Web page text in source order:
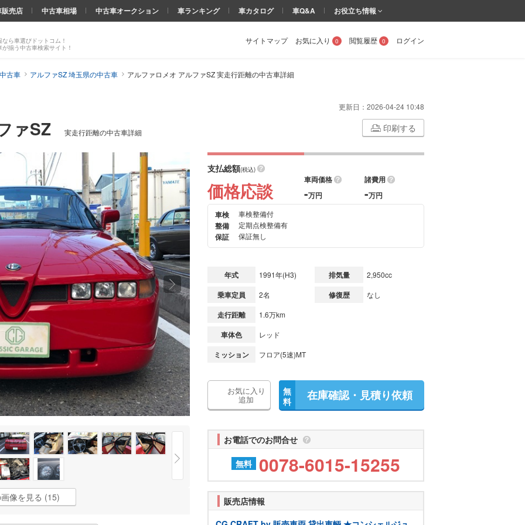
ら車選びドットコム！
揃う中古車検索サイト！
サイトマップ お気に入り 0 閲覧履歴 0 ログイン
売店 中古車相場 中古車オークション 車ランキング 車カタログ 車Q&A お役立ち情報
古車 アルファSZ 埼玉県の中古車 アルファロメオ アルファSZ 実走行距離の中古車詳細
更新日： 2026-04-24 10:48
ァSZ 実走行距離の中古車詳細 印刷する
次の
画像
像を見る (15)
支払総額(税込)
価格応談 車両価格
-万円
諸費用
-万円
車検
車検整備付
整備 定期点検整備有
保証 保証無し
年式 1991年(H3) 排気量 2,950cc
乗車定員 2名 修復歴 なし
走行距離 1.6万km
車体色 レッド
ミッション フロア(5速)MT
お気に入り
追加
無
料
在庫確認・見積り依頼
お電話でのお問合せ
無料 0078-6015-15255
販売店情報